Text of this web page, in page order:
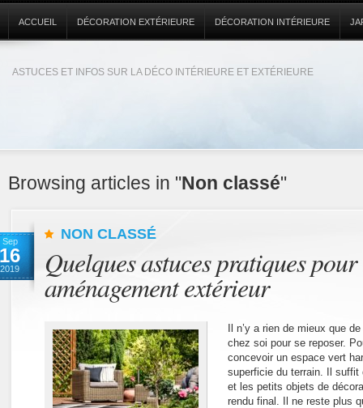
ASTUCES ET INFOS SUR LA DÉCO INTÉRIEURE ET EXTÉRIEURE
ACCUEIL DÉCORATION EXTÉRIEURE DÉCORATION INTÉRIEURE
Browsing articles in "Non classé"
Sep
16
2019
NON CLASSÉ
Quelques astuces pratiques
aménagement extérieur
Il n’y a rien de mieux que
chez soi pour se reposer.
concevoir un espace vert
superficie du terrain. Il suffit
et les petits objets de
rendu final. Il ne reste plus